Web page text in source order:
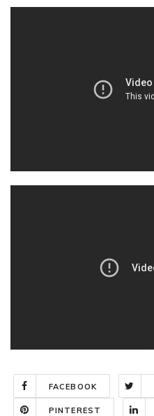
FACEBOOK
PINTEREST